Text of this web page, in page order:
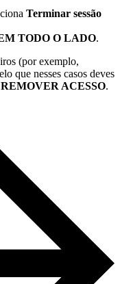
Terminar sessão
TODO O LADO.
(por exemplo,
que nesses casos deves
REMOVER ACESSO.